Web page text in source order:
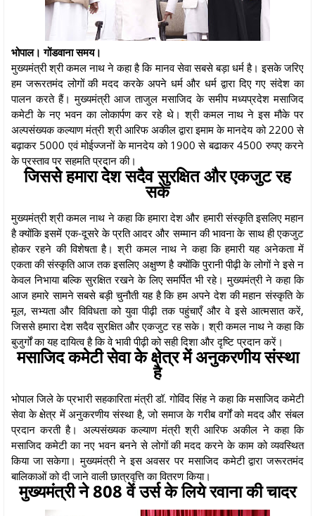
भोपाल। गोंडवाना समय।
मुख्यमंत्री श्री कमल नाथ ने कहा है कि मानव सेवा सबसे बड़ा धर्म है। इसके जरिए
हम जरूरतमंद लोगों की मदद करके अपने धर्म और धर्म द्वारा दिए गए संदेश का
पालन करते हैं। मुख्यमंत्री आज ताजुल मसाजिद के समीप मध्यप्रदेश मसाजिद
कमेटी के नए भवन का लोकार्पण कर रहे थे। श्री कमल नाथ ने इस मौके पर
अल्पसंख्यक कल्याण मंत्री श्री आरिफ अकील द्वारा इमाम के मानदेय को 2200 से
बढ़ाकर 5000 एवं मोईज्जनों के मानदेय को 1900 से बढाकर 4500 रुपए करने
के प्रस्ताव पर सहमति प्रदान की।
जिससे हमारा देश सदैव सुरक्षित और एकजुट रह
सके
मुख्यमंत्री श्री कमल नाथ ने कहा कि हमारा देश और हमारी संस्कृति इसलिए महान
है क्योंकि इसमें एक-दूसरे के प्रति आदर और सम्मान की भावना के साथ ही एकजुट
होकर रहने की विशेषता है। श्री कमल नाथ ने कहा कि हमारी यह अनेकता में
एकता की संस्कृति आज तक इसलिए अक्षुण्ण है क्योंकि पुरानी पीढ़ी के लोगों ने इसे न
केवल निभाया बल्कि सुरक्षित रखने के लिए समर्पित भी रहे। मुख्यमंत्री ने कहा कि
आज हमारे सामने सबसे बड़ी चुनौती यह है कि हम अपने देश की महान संस्कृति के
मूल, सभ्यता और विविधता को युवा पीढ़ी तक पहुंचाएँ और वे इसे आत्मसात करें,
जिससे हमारा देश सदैव सुरक्षित और एकजुट रह सके। श्री कमल नाथ ने कहा कि
बुजुर्गों का यह दायित्व है कि वे भावी पीढ़ी को सही दिशा और दृष्टि प्रदान करें।
मसाजिद कमेटी सेवा के क्षेत्र में अनुकरणीय संस्था
है
भोपाल जिले के प्रभारी सहकारिता मंत्री डॉ. गोविंद सिंह ने कहा कि मसाजिद कमेटी
सेवा के क्षेत्र में अनुकरणीय संस्था है, जो समाज के गरीब वर्गों को मदद और संबल
प्रदान करती है। अल्पसंख्यक कल्याण मंत्री श्री आरिफ अकील ने कहा कि
मसाजिद कमेटी का नए भवन बनने से लोगों की मदद करने के काम को व्यवस्थित
किया जा सकेगा। मुख्यमंत्री ने इस अवसर पर मसाजिद कमेटी द्वारा जरूरतमंद
बालिकाओं को दी जाने वाली छात्रवृत्ति का वितरण किया।
मुख्यमंत्री ने 808 वें उर्स के लिये रवाना की चादर